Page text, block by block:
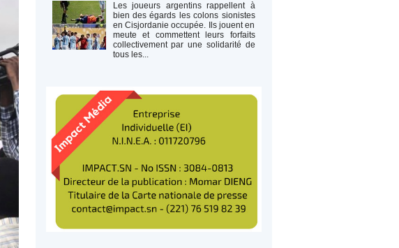
Les joueurs argentins rappellent à
bien des égards les colons sionistes
en Cisjordanie occupée. Ils jouent en
meute et commettent leurs forfaits
collectivement par une solidarité de
tous les...